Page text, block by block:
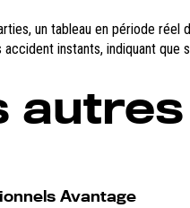
un tableau en période
instants, indiquant
Avantage